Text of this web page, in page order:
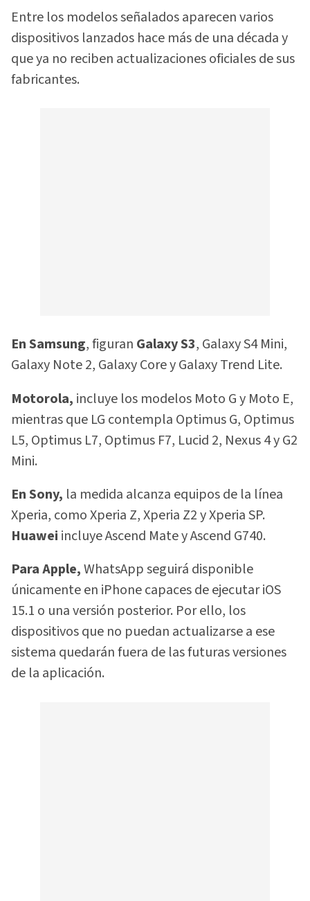
Entre los modelos señalados aparecen varios
dispositivos lanzados hace más de una década y
que ya no reciben actualizaciones oficiales de sus
fabricantes.
En Samsung, figuran Galaxy S3, Galaxy S4 Mini,
Galaxy Note 2, Galaxy Core y Galaxy Trend Lite.
Motorola, incluye los modelos Moto G y Moto E,
mientras que LG contempla Optimus G, Optimus
L5, Optimus L7, Optimus F7, Lucid 2, Nexus 4 y G2
Mini.
En Sony, la medida alcanza equipos de la línea
Xperia, como Xperia Z, Xperia Z2 y Xperia SP.
Huawei incluye Ascend Mate y Ascend G740.
Para Apple,WhatsApp seguirá disponible
únicamente en iPhone capaces de ejecutar iOS
15.1 o una versión posterior. Por ello, los
dispositivos que no puedan actualizarse a ese
sistema quedarán fuera de las futuras versiones
de la aplicación.